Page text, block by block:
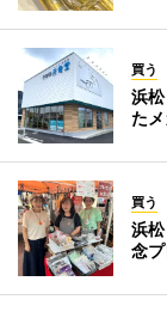
買う
浜
た
買う
浜
念